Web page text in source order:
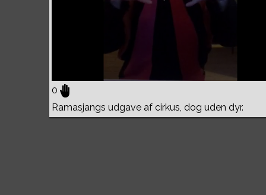
0
Ramasjangs udgave af cirkus, dog uden dyr.